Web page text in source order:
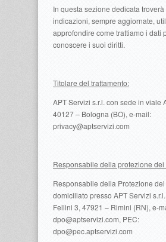
In questa sezione dedicata
indicazioni, sempre aggiornate,
approfondire come trattiamo i dati
conoscere i suoi diritti.
Titolare del trattamento:
APT Servizi s.r.l. con sede in viale
40127 – Bologna (BO), e-mail:
privacy@aptservizi.com
Responsabile della protezione dei
Responsabile della Protezione dei
domiciliato presso APT Servizi
Fellini 3, 47921 – Rimini (RN), e-
dpo@aptservizi.com, PEC:
dpo@pec.aptservizi.com